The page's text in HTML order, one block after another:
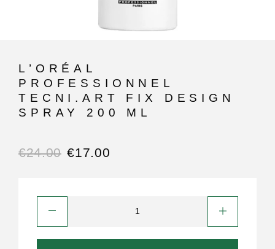
L’ORÉAL
PROFESSIONNEL
TECNI.ART FIX DESIGN
SPRAY 200 ML
€24.00 €17.00